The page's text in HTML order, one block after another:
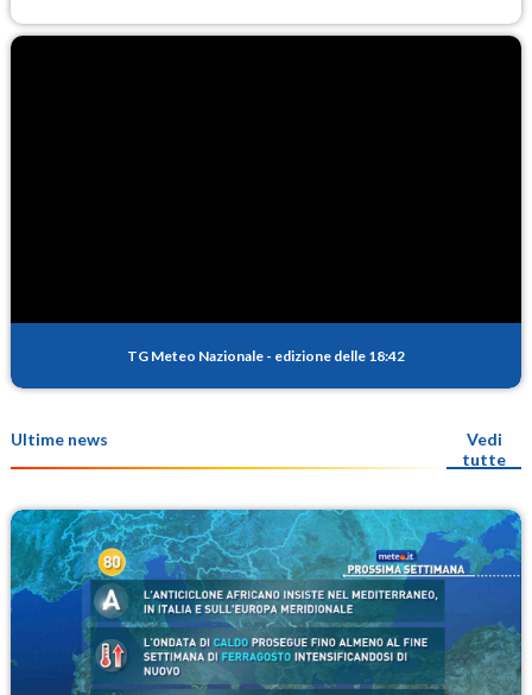
TG Meteo Nazionale - edizione delle 18:42
Ultime news
Vedi
tutte